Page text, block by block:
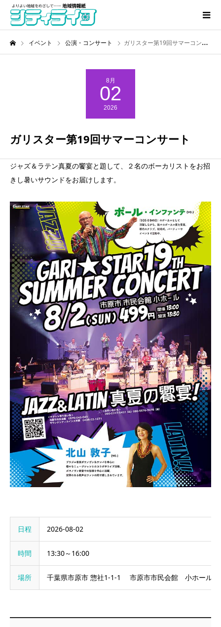
イベント 公演・コンサート ガリスター第19回サマーコンサート
8月
02
2026
ガリスター第19回サマーコンサート
ジャズ＆ラテン真夏の饗宴と題して、２名のボーカリストをお招
きし暑いサウンドをお届けします。
日程 2026-08-02
時間 13:30～16:00
場所 千葉県市原市 惣社1-1-1 市原市市民会館 小ホール